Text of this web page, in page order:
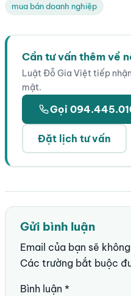
mua bán doanh nghiệp
Cần tư vấn thêm về
Luật Đỗ Gia Việt tiếp
mật.
Gọi
Đặt lịch tư vấn
Gửi bình luận
Email của bạn sẽ
Các trường bắt buộc
Bình luận *